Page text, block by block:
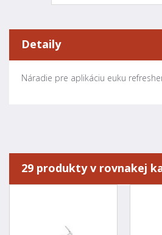
Detaily
Náradie pre aplikáciu euku
29 produkty v rovnakej